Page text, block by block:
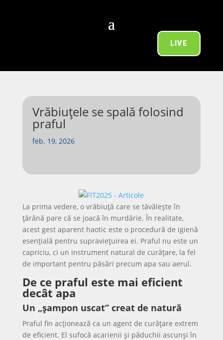
LIVE
Vrăbiuțele se spală folosind
praful
feb. 19, 2026
La prima vedere, o vrăbiuță care se tăvălește în
țărână pare că se joacă în murdărie. În realitate,
acest gest aparent haotic este o procedură de igienă
esențială pentru supraviețuirea ei. Praful nu este un
capriciu, ci un instrument natural de curățare, la fel
de important pentru păsări precum apa sau aerul.
De ce praful este mai eficient
decât apa
Un „șampon uscat” creat de natură
Praful fin acționează ca un agent de curățare extrem
de eficient. El sufocă acarienii și păduchii ascunși în